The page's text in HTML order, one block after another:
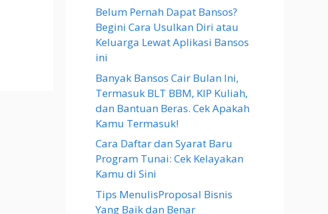
Belum Pernah Dapat Bansos?
Begini Cara Usulkan Diri atau
Keluarga Lewat Aplikasi Bansos
ini
Banyak Bansos Cair Bulan Ini,
Termasuk BLT BBM, KIP Kuliah,
dan Bantuan Beras. Cek Apakah
Kamu Termasuk!
Cara Daftar dan Syarat Baru
Program Tunai: Cek Kelayakan
Kamu di Sini
Tips MenulisProposal Bisnis
Yang Baik dan Benar